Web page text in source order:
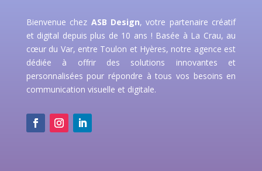
Bienvenue chez ASB Design, votre partenaire créatif
et digital depuis plus de 10 ans ! Basée à La Crau, au
cœur du Var, entre Toulon et Hyères, notre agence est
dédiée à offrir des solutions innovantes et
personnalisées pour répondre à tous vos besoins en
communication visuelle et digitale.